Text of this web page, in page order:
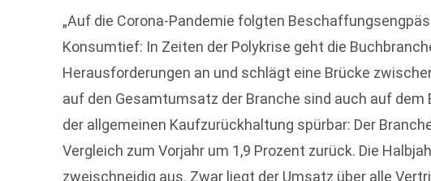
„Auf die Corona-Pandemie folgten
Konsumtief: In Zeiten der Polykrise geht die
Herausforderungen an und schlägt eine Brücke
auf den Gesamtumsatz der Branche sind auch auf
der allgemeinen Kaufzurückhaltung spürbar: Der
Vergleich zum Vorjahr um 1,9 Prozent zurück. Die
zweischneidig aus. Zwar liegt der Umsatz über alle